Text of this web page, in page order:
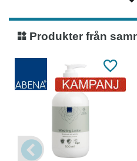
Produkter från